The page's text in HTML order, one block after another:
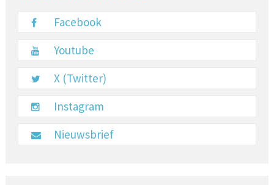
Facebook
Youtube
X (Twitter)
Instagram
Nieuwsbrief